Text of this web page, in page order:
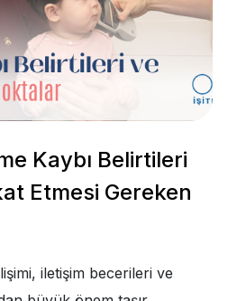
Kaybı Belirtileri
Etmesi Gereken
iletişim becerileri ve